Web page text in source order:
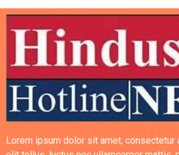
Lorem ipsum dolor sit amet, consectetur